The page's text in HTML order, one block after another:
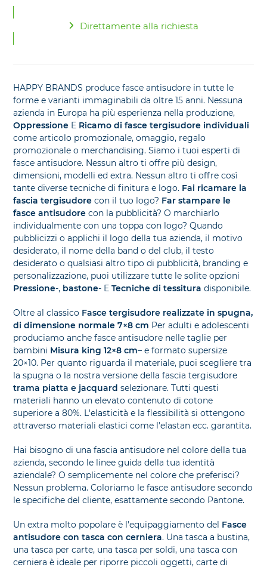
Direttamente alla richiesta
HAPPY BRANDS produce fasce antisudore in tutte le
forme e varianti immaginabili da oltre 15 anni. Nessuna
azienda in Europa ha più esperienza nella produzione,
Oppressione E Ricamo di fasce tergisudore individuali
come articolo promozionale, omaggio, regalo
promozionale o merchandising. Siamo i tuoi esperti di
fasce antisudore. Nessun altro ti offre più design,
dimensioni, modelli ed extra. Nessun altro ti offre così
tante diverse tecniche di finitura e logo. Fai ricamare la
fascia tergisudore con il tuo logo? Far stampare le
fasce antisudore con la pubblicità? O marchiarlo
individualmente con una toppa con logo? Quando
pubblicizzi o applichi il logo della tua azienda, il motivo
desiderato, il nome della band o del club, il testo
desiderato o qualsiasi altro tipo di pubblicità, branding e
personalizzazione, puoi utilizzare tutte le solite opzioni
Pressione-, bastone- ETecniche di tessitura disponibile.
Oltre al classico Fasce tergisudore realizzate in spugna,
di dimensione normale 7×8 cm Per adulti e adolescenti
produciamo anche fasce antisudore nelle taglie per
bambini Misura king 12×8 cm– e formato supersize
20×10. Per quanto riguarda il materiale, puoi scegliere tra
la spugna o la nostra versione della fascia tergisudore
trama piatta e jacquard selezionare. Tutti questi
materiali hanno un elevato contenuto di cotone
superiore a 80%. L'elasticità e la flessibilità si ottengono
attraverso materiali elastici come l'elastan ecc. garantita.
Hai bisogno di una fascia antisudore nel colore della tua
azienda, secondo le linee guida della tua identità
aziendale? O semplicemente nel colore che preferisci?
Nessun problema. Coloriamo le fasce antisudore secondo
le specifiche del cliente, esattamente secondo Pantone.
Un extra molto popolare è l'equipaggiamento del Fasce
antisudore con tasca con cerniera. Una tasca a bustina,
una tasca per carte, una tasca per soldi, una tasca con
cerniera è ideale per riporre piccoli oggetti, carte di